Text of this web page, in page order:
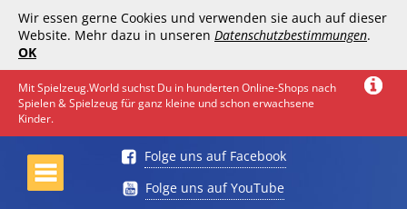
Wir essen gerne Cookies und verwenden sie auch auf dieser
Website. Mehr dazu in unseren Datenschutzbestimmungen.
OK
Mit Spielzeug.World suchst Du in hunderten Online-Shops nach
Spielen & Spielzeug für ganz kleine und schon erwachsene
Kinder.
Folge uns auf Facebook
Folge uns auf YouTube